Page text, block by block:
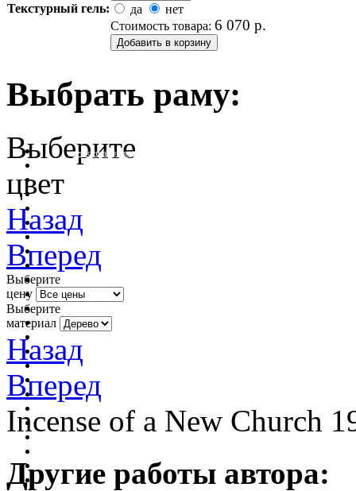
Текстурный гель:
да
нет
Стоимость товара: 6 070 р.
Выбрать раму:
очистить фильтр цвета
Выберите
цвет
Назад
Вперед
Выберите
цену
Выберите
материал
Назад
Вперед
Incense of a New Church
Другие работы автора: